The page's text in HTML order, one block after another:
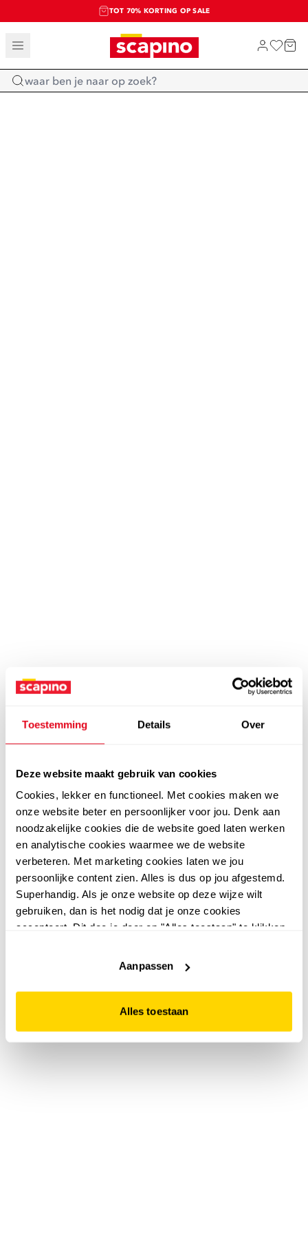
Toestemming Details Over
Deze website maakt gebruik van cookies
Cookies, lekker en functioneel. Met cookies maken we
onze website beter en persoonlijker voor jou. Denk aan
noodzakelijke cookies die de website goed laten werken
en analytische cookies waarmee we de website
verbeteren. Met marketing cookies laten we jou
persoonlijke content zien. Alles is dus op jou afgestemd.
Superhandig. Als je onze website op deze wijze wilt
gebruiken, dan is het nodig dat je onze cookies
accepteert. Dit doe je door op "Alles toestaan" te klikken.
website niet optimaal functioneert.
Aanpassen
Alles toestaan
TOT 70% KORTING OP SALE
SALE: LAATSTE KANS!
SHOP NIEUW
Home